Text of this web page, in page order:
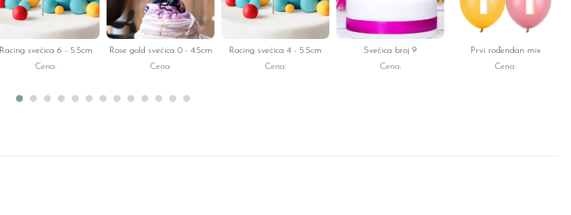
Racing svećica 6 - 5.5cm
Cena:
Rose gold svećica 0 - 4.5cm
Cena:
Racing svećica 4 - 5.5cm
Cena:
Svećica broj 9
Cena:
Prvi rođendan mix
Cena: